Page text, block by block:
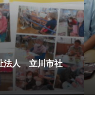
法人 立川市社